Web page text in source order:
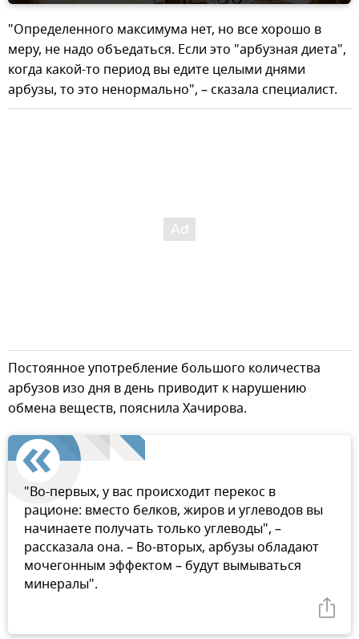
"Определенного максимума нет, но все хорошо в
меру, не надо объедаться. Если это "арбузная диета",
когда какой-то период вы едите целыми днями
арбузы, то это ненормально", – сказала специалист.
Постоянное употребление большого количества
арбузов изо дня в день приводит к нарушению
обмена веществ, пояснила Хачирова.
"Во-первых, у вас происходит перекос в
рационе: вместо белков, жиров и углеводов вы
начинаете получать только углеводы", –
рассказала она. – Во-вторых, арбузы обладают
мочегонным эффектом – будут вымываться
минералы".